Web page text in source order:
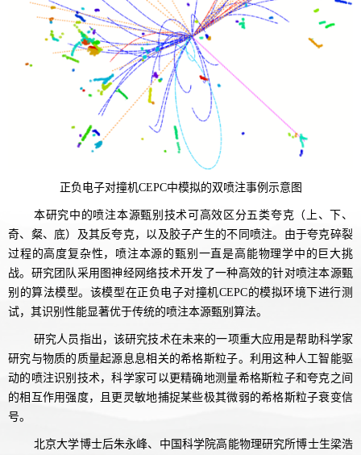
正负电子对撞机CEPC中模拟的双喷注事例示意图
本研究中的喷注本源甄别技术可高效区分五类夸克（上、下、
奇、粲、底）及其反夸克，以及胶子产生的不同喷注。由于夸克碎裂
过程的高度复杂性，喷注本源的甄别一直是高能物理学中的巨大挑
战。研究团队采用图神经网络技术开发了一种高效的针对喷注本源甄
别的算法模型。该模型在正负电子对撞机CEPC的模拟环境下进行测
试，其识别性能显著优于传统的喷注本源甄别算法。
研究人员指出，该研究技术在未来的一项重大应用是帮助科学家
研究与物质的质量起源息息相关的希格斯粒子。利用这种人工智能驱
动的喷注识别技术，科学家可以更精确地测量希格斯粒子和夸克之间
的相互作用强度，且更灵敏地捕捉某些极其微弱的希格斯粒子衰变信
号。
北京大学博士后朱永峰、中国科学院高能物理研究所博士生梁浩